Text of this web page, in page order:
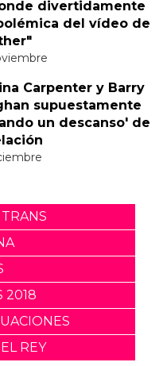
divertidamente
del vídeo de
Carpenter y Barry
supuestamente
un descanso' de
2018
REY